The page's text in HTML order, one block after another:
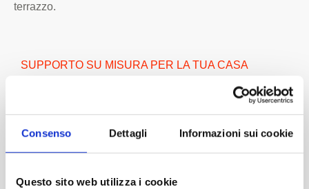
Consenso Dettagli Informazioni sui cookie
Questo sito web utilizza i cookie
terrazzo.
SUPPORTO SU MISURA PER LA TUA CASA
Non ci limitiamo a offrirti prodotti di qualità, ma ti
casa un ambiente ancora più confortevole, grazie a
sopralluoghi gratuiti e a un supporto personalizzato